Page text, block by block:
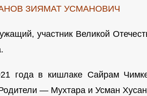
ЗИЯМАТ УСМАНОВИЧ
участник Великой
года в кишлаке Сайрам
— Мухтара и Усман